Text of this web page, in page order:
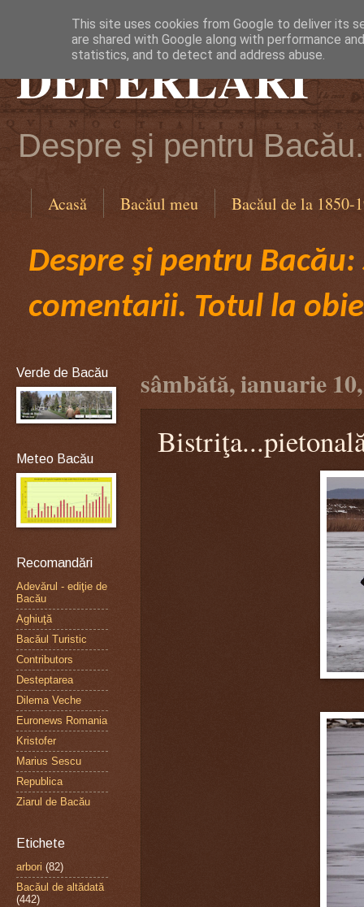
DEFERLĂRI
Despre şi pentru
Acasă Bacăul meu Bacăul de la 1850-
Despre şi pentru
comentarii. Totul la
sâmbătă, ianuarie
Verde de Bacău
Meteo Bacău
Recomandări
Adevărul - ediţie de
Bacău
Aghiuţă
Bacăul Turistic
Contributors
Desteptarea
Dilema Veche
Euronews Romania
Kristofer
Marius Sescu
Republica
Ziarul de Bacău
Etichete
arbori (82)
Bacăul de altădată
(442)
This site uses cookies from Google to deliver its
are shared with Google along with performance
statistics, and to detect and address abuse.